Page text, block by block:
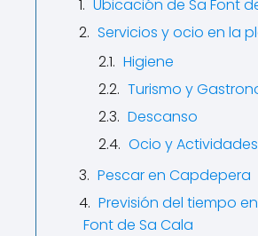
Ubicación de Sa Font
Servicios y ocio en la
Higiene
Turismo y
Descanso
Ocio y Actividades
Pescar en Capdepera
Previsión del tiempo
Font de Sa Cala